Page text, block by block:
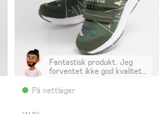
På nettlager
Fantastisk produkt. Jeg
forventet ikke god kvalitet
kjent med, men det virker